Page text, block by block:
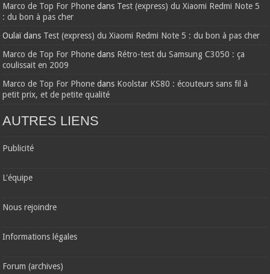
Marco de Top For Phone dans Test (express) du Xiaomi Redmi Note 5
: du bon à pas cher
Oulaïdans Test (express) du Xiaomi Redmi Note 5 : du bon à pas cher
Marco de Top For Phone dans Rétro-test du Samsung C3050 : ça
coulissait en 2009
Marco de Top For Phone dans Koolstar KS80 : écouteurs sans fil à
petit prix, et de petite qualité
AUTRES LIENS
Publicité
L'équipe
Nous rejoindre
Informations légales
Forum (archives)